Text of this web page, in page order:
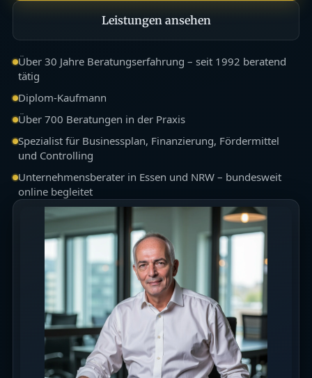
Leistungen ansehen
Über 30 Jahre Beratungserfahrung – seit 1992 beratend
tätig
Diplom-Kaufmann
Über 700 Beratungen in der Praxis
Spezialist für Businessplan, Finanzierung, Fördermittel
und Controlling
Unternehmensberater in Essen und NRW – bundesweit
online begleitet